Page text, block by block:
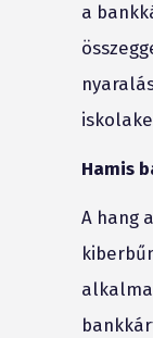
a
Hamis
A hang